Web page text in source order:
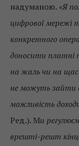
надуманою. «Я
цифрової мережі
конкретного
доносити платні
на жаль чи на
не можуть зайти
можливість
Ред.). Ми
врешті-решт